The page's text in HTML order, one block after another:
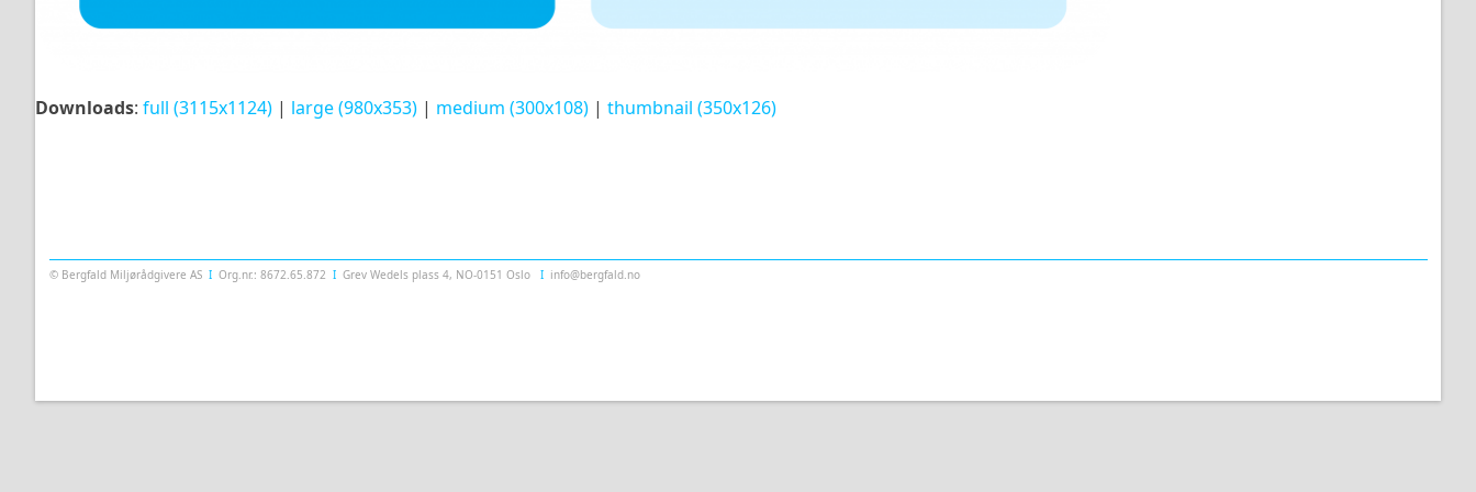
Downloads: full (3115x1124) | large (980x353) | medium (300x108) | thumbnail (350x126)
© Bergfald Miljørådgivere AS Ι Org.nr.: 8672.65.872 Ι Grev Wedels plass 4, NO-0151 Oslo Ι info@bergfald.no